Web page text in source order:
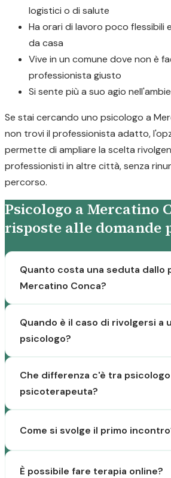
logistici o di salute
Ha orari di lavoro poco flessibili
da casa
Vive in un comune dove non è
professionista giusto
Si sente più a suo agio
Se stai cercando uno psicologo a
non trovi il professionista adatto,
permette di ampliare la scelta
professionisti in altre città, senza
percorso.
Psicologo a Mercatino
risposte alle domande
Quanto costa una seduta dallo
Mercatino Conca?
Quando è il caso di rivolgersi a
psicologo?
Che differenza c'è tra
psicoterapeuta?
Come si svolge il primo
È possibile fare terapia online?